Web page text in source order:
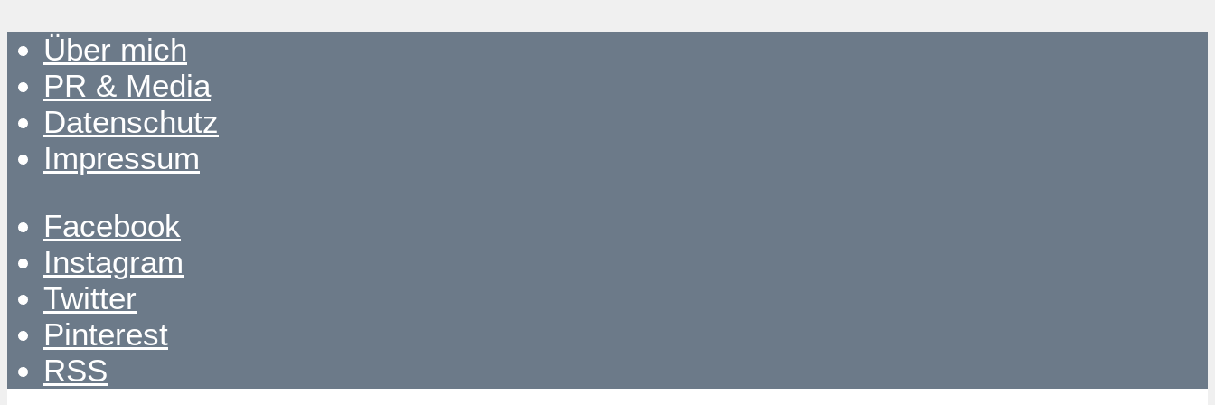
Über mich
PR & Media
Datenschutz
Impressum
Facebook
Instagram
Twitter
Pinterest
RSS